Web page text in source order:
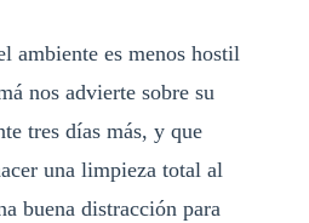
ambiente es menos hostil
nos advierte sobre su
tres días más, y que
una limpieza total al
buena distracción para